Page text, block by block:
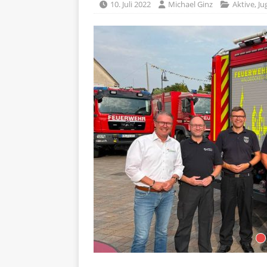
10. Juli 2022 Michael Ginz Aktive,